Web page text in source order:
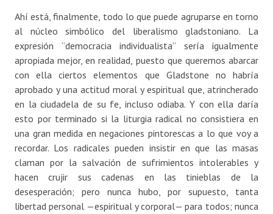
Ahí está, finalmente, todo lo que puede agruparse en torno
al núcleo simbólico del liberalismo gladstoniano. La
expresión “democracia individualista” sería igualmente
apropiada mejor, en realidad, puesto que queremos abarcar
con ella ciertos elementos que Gladstone no habría
aprobado y una actitud moral y espiritual que, atrincherado
en la ciudadela de su fe, incluso odiaba. Y con ella daría
esto por terminado si la liturgia radical no consistiera en
una gran medida en negaciones pintorescas a lo que voy a
recordar. Los radicales pueden insistir en que las masas
claman por la salvación de sufrimientos intolerables y
hacen crujir sus cadenas en las tinieblas de la
desesperación; pero nunca hubo, por supuesto, tanta
libertad personal —espiritual y corporal— para todos; nunca